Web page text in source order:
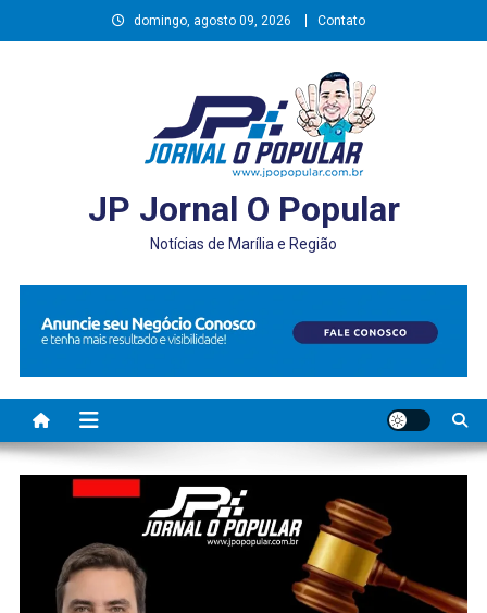
to
domingo, agosto 09, 2026 Contato
JP Jornal O Popular
Notícias de Marília e Região